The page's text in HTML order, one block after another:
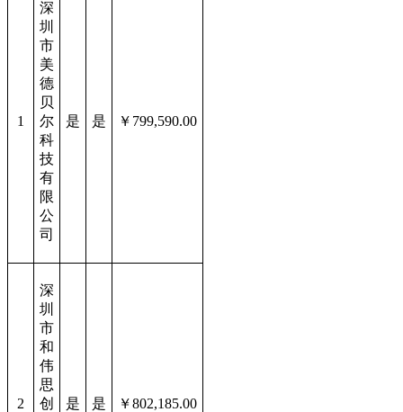
1
深
圳
市
美
德
贝
尔
科
技
有
限
公
司
是 是 ￥799,590.00
2
深
圳
市
和
伟
思
创
是 是 ￥802,185.00